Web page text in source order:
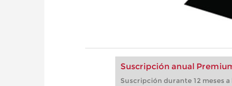
Suscripción anual
Suscripción durante 12 meses